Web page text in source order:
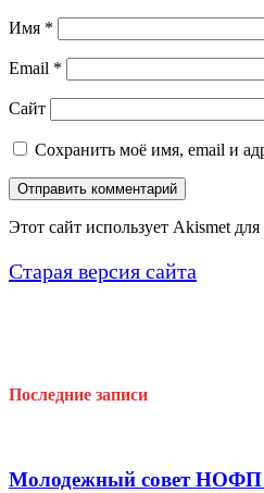
Имя *
Email *
Сайт
Сохранить моё имя, email и
Этот сайт использует Akismet
Старая версия сайта
Последние записи
Молодежный совет НОФП